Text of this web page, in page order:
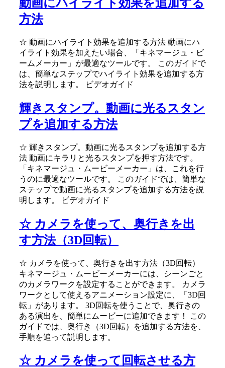
動画にハイライト効果を追加する
方法
☆ 動画にハイライト効果を追加する方法 動画にハ
イライト効果を加えたい場合、「キネマージュ・ビ
ームメーカー」が最適なツールです。 このガイドで
は、簡単なステップでハイライト効果を追加する方
法を説明します。 ビデオガイド
輝きスタンプ。動画に光るスタン
プを追加する方法
☆ 輝きスタンプ。動画に光るスタンプを追加する方
法 動画にキラリと光るスタンプを押す方法です。
「キネマージュ・ムービーメーカー」は、これを行
うのに最適なツールです。 このガイドでは、簡単な
ステップで動画に光るスタンプを追加する方法を説
明します。 ビデオガイド
☆ カメラを使って、奥行きを出
す方法（3D回転）
☆ カメラを使って、奥行きを出す方法（3D回転）
キネマージュ・ムービーメーカーには、シーンごと
のカメラワークを設定することができます。 カメラ
ワークとして使えるアニメーション設定に、「3D回
転」があります。 3D回転を使うことで、奥行きの
ある演出を、簡単にムービーに追加できます！ この
ガイドでは、奥行き（3D回転）を追加する方法を、
手順を追って説明します。
☆ カメラを使って回転させる方